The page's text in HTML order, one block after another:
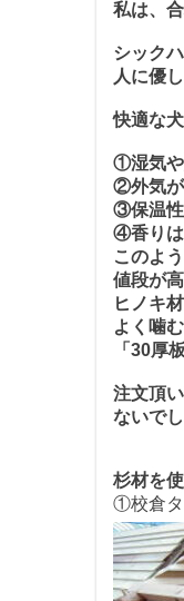
私は、
シック
人に優
快適な
①湿気や
②外気が
③保温性
④香りは
このよ
値段が
ヒノキ
よく噛
「30厚
注文頂
ないで
杉材を
①校倉タ